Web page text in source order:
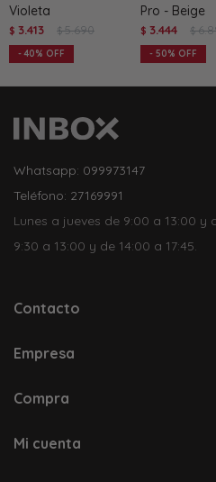
Violeta
$ 3.413 $ 5.690
40
Pro - Beige
$ 3.444 $
50
Whatsapp: 099973147
Teléfono: 27169991
Lunes a jueves de 9:00 a 13:00 y
9:30 a 13:00 y de 14:00 a 17:45.
Contacto
Empresa
Compra
Mi cuenta